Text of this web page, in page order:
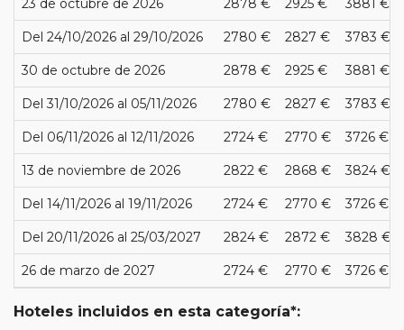
23 de octubre de 2026 2878 € 2925 € 3881 €
Del 24/10/2026 al 29/10/2026 2780 € 2827 € 3783 €
30 de octubre de 2026 2878 € 2925 € 3881 €
Del 31/10/2026 al 05/11/2026 2780 € 2827 € 3783 €
Del 06/11/2026 al 12/11/2026 2724 € 2770 € 3726 €
13 de noviembre de 2026 2822 € 2868 € 3824 €
Del 14/11/2026 al 19/11/2026 2724 € 2770 € 3726 €
Del 20/11/2026 al 25/03/2027 2824 € 2872 € 3828 €
26 de marzo de 2027 2724 € 2770 € 3726 €
Hoteles incluidos en esta categoría*: